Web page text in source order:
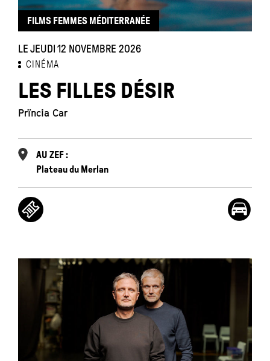
FILMS FEMMES MÉDITERRANÉE
LE JEUDI 12 NOVEMBRE 2026
CINÉMA
LES FILLES DÉSIR
Prïncia Car
AU ZEF :
Plateau du Merlan